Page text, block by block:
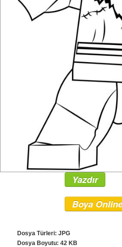
Yazdır
Boya
Dosya Türleri: JPG
Dosya Boyutu: 42 KB